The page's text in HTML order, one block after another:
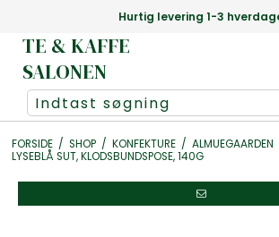
levering 1-3 hverdage
TE & KAFFE
SALONEN
FORSIDE / SHOP / KONFEKTURE / ALMUEGAARDEN
LYSEBLÅ SUT, KLODSBUNDSPOSE, 140G